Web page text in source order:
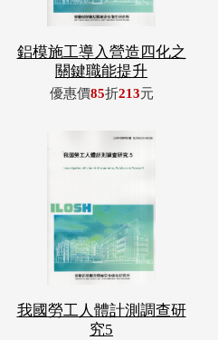
鋁模施工導入營造四化之
關鍵職能提升
優惠價85折213元
我國勞工人體計測調查研
究5